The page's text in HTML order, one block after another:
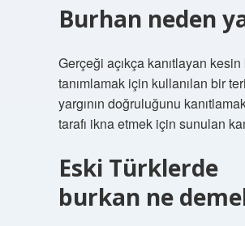
Burhan neden
Gerçeği açıkça kanıtlayan kesin
tanımlamak için kullanılan bir
yargının doğruluğunu
tarafı ikna etmek için sunulan
Eski Türklerde
burkan ne